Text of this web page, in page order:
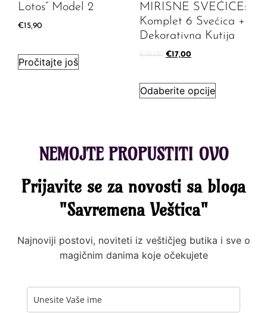
Lotos“ Model 2
€15,90
Pročitajte još
MIRISNE SVEĆICE:
Komplet 6 Svećica +
Dekorativna Kutija
€19,00 €17,00
Odaberite opcije
NEMOJTE PROPUSTITI OVO
Prijavite se za novosti sa bloga
"Savremena Veštica"
Najnoviji postovi, noviteti iz veštičjeg butika i sve o
magičnim danima koje očekujete